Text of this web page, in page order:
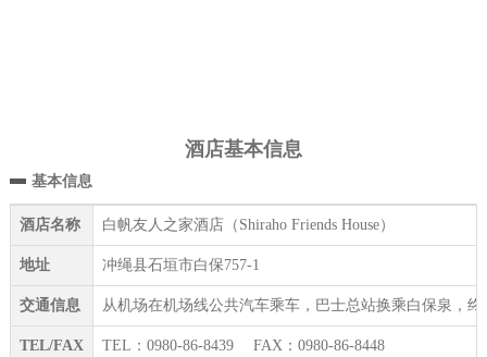
酒店基本信息
基本信息
酒店名称 白帆友人之家酒店（Shiraho Friends House）
地址 冲绳县石垣市白保757-1
交通信息 从机场在机场线公共汽车乘车，巴士总站换乘白保泉，
TEL/FAX TEL：0980-86-8439 FAX：0980-86-8448